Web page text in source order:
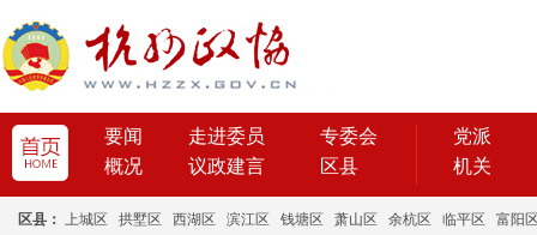
要闻 走进委员
专委会
概况
议政建言 区县
党派
机关
区县： 上城区 拱墅区 西湖区 滨江区 钱塘区 萧山区 余杭区 临平区 富阳